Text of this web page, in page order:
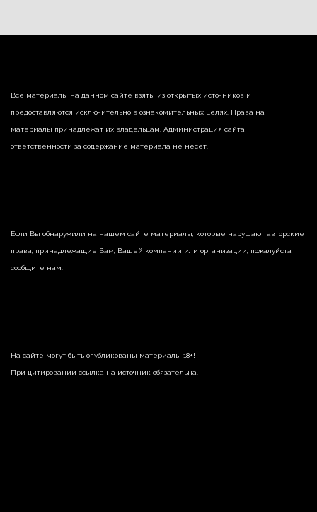
Все материалы на данном сайте взяты из открытых источников и
предоставляются исключительно в ознакомительных целях. Права на
материалы принадлежат их владельцам. Администрация сайта
ответственности за содержание материала не несет.
Если Вы обнаружили на нашем сайте материалы, которые нарушают авторские
права, принадлежащие Вам, Вашей компании или организации, пожалуйста,
сообщите нам.
На сайте могут быть опубликованы материалы 18+!
При цитировании ссылка на источник обязательна.